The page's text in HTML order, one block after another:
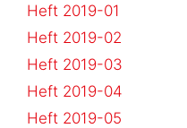
Heft 2019-01
Heft 2019-02
Heft 2019-03
Heft 2019-04
Heft 2019-05